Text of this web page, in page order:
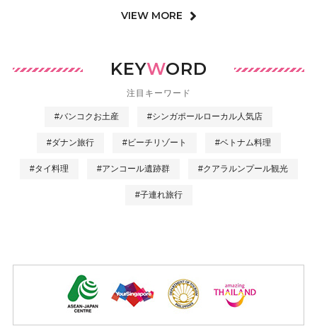
VIEW MORE
KEYWORD
注目キーワード
#バンコクお土産 #シンガポールローカル人気店
#ダナン旅行 #ビーチリゾート #ベトナム料理
#タイ料理 #アンコール遺跡群 #クアラルンプール観光
#子連れ旅行